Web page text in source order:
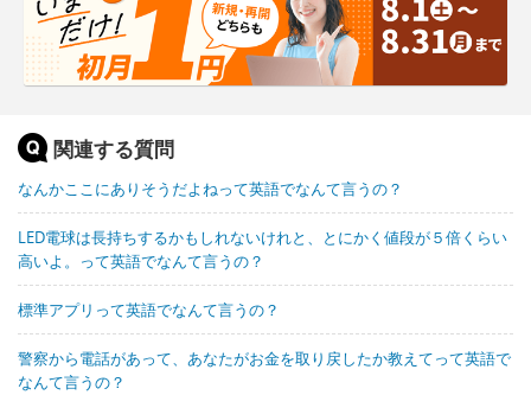
関連する質問
なんかここにありそうだよねって英語でなんて言うの？
LED電球は長持ちするかもしれないけれと、とにかく値段が５倍くらい
高いよ。って英語でなんて言うの？
標準アプリって英語でなんて言うの？
警察から電話があって、あなたがお金を取り戻したか教えてって英語で
なんて言うの？